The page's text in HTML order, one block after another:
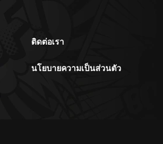
ติดต่อเรา
นโยบายความเป็นส่วนตัว